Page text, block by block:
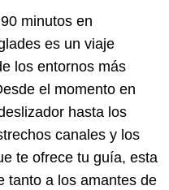
minutos en
es un viaje
los entornos más
el momento en
hasta los
canales y los
te ofrece tu guía, esta
tanto a los amantes de